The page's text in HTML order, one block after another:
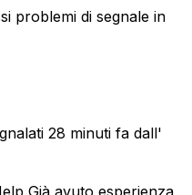
problemi di segnale in
28 minuti fa dall'
Già avuto esperienza